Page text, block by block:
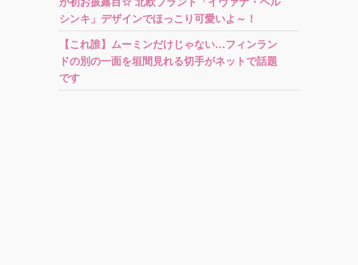
シンキ」デザインでほっこり可愛いよ～！
【これ誰】ムーミンだけじゃない…フィンラン
ドの別の一面を垣間見れる切手がネットで話題
です